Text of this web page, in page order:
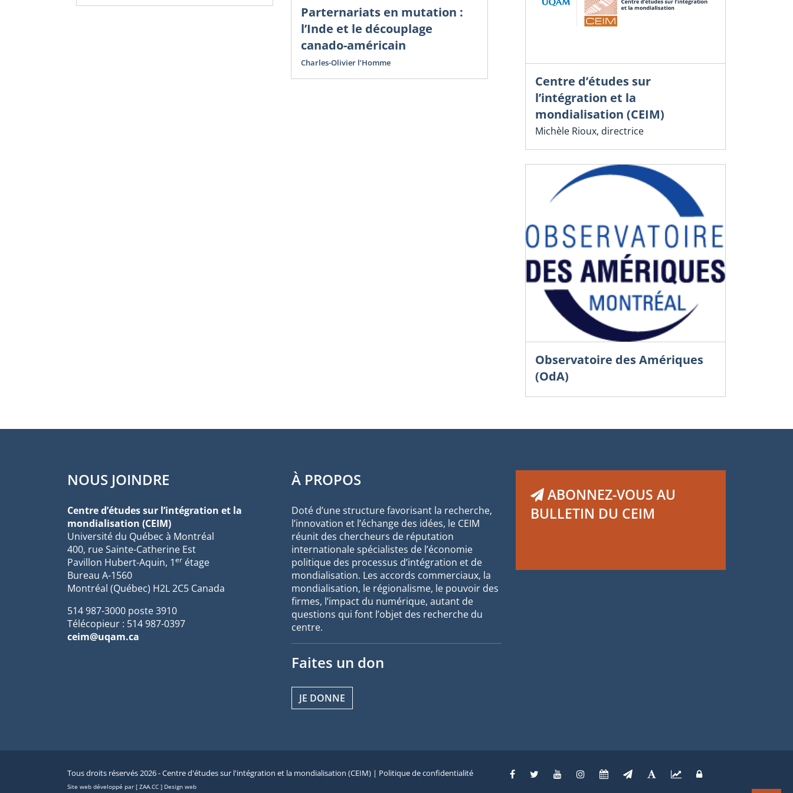
Parternariats en mutation :
l’Inde et le découplage
canado-américain
Charles-Olivier l’Homme
Centre d’études sur
l’intégration et la
mondialisation (CEIM)
Michèle Rioux, directrice
Observatoire des Amériques
(OdA)
NOUS JOINDRE
Centre d’études sur l’intégration et la
mondialisation (CEIM)
Université du Québec à Montréal
400, rue Sainte-Catherine Est
Pavillon Hubert-Aquin, 1er étage
Bureau A-1560
Montréal (Québec) H2L 2C5 Canada
514 987-3000 poste 3910
Télécopieur : 514 987-0397
ceim@uqam.ca
À PROPOS
Doté d’une structure favorisant la recherche,
l’innovation et l’échange des idées, le CEIM
réunit des chercheurs de réputation
internationale spécialistes de l’économie
politique des processus d’intégration et de
mondialisation. Les accords commerciaux, la
mondialisation, le régionalisme, le pouvoir des
firmes, l’impact du numérique, autant de
questions qui font l’objet des recherche du
centre.
Faites un don
JE DONNE
ABONNEZ-VOUS AU
BULLETIN DU CEIM
Tous droits réservés 2026 - Centre d'études sur l'intégration et la mondialisation (CEIM) | Politique de confidentialité
Site web développé par [ ZAA.CC ] Design web